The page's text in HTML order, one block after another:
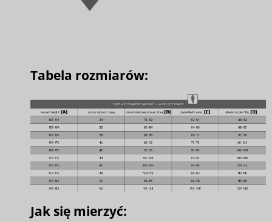
Tabela rozmiarów:
Jak się mierzyć: